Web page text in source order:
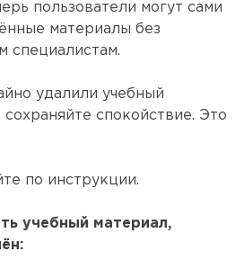
пользователи могут сами
материалы без
специалистам.
удалили учебный
спокойствие. Это
по инструкции.
учебный материал,